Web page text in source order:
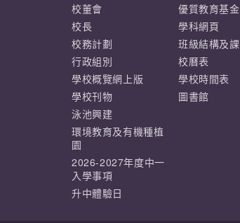
校董會
校長
校務計劃
行政組別
學校概覽網上版
學校刊物
泳池興建
環境教育及有機種植
園
2026-2027年度中一
入學事項
升中體驗日
優質教育基金
學科網頁
班級結構及
校曆表
學校時間表
圖書館